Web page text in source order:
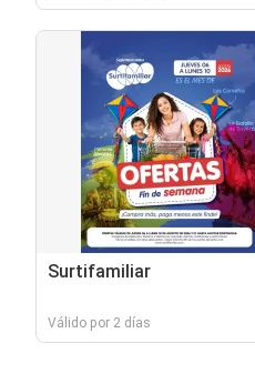
Surtifamiliar
Válido por 2 días